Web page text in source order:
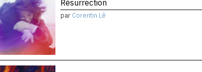
Résurrection
par Corentin Lê